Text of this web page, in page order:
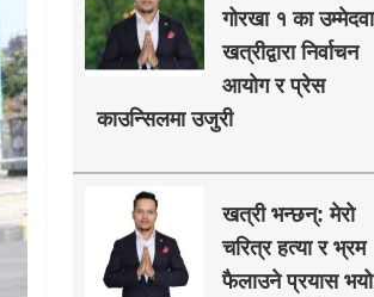
गोरखा १ का
खत्रीद्वारा निर्वाचन
आयोग र प्रेस
काउन्सिलमा उजुरी
खत्री भन्छन्: मेरो
चरित्र हत्या र भ्रम
फैलाउने प्रयास